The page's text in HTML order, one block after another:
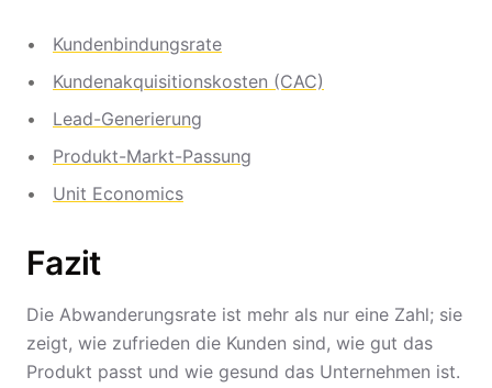
Kundenbindungsrate
Kundenakquisitionskosten (CAC)
Lead-Generierung
Produkt-Markt-Passung
Unit Economics
Fazit
Die Abwanderungsrate ist mehr als nur eine Zahl; sie
zeigt, wie zufrieden die Kunden sind, wie gut das
Produkt passt und wie gesund das Unternehmen ist.